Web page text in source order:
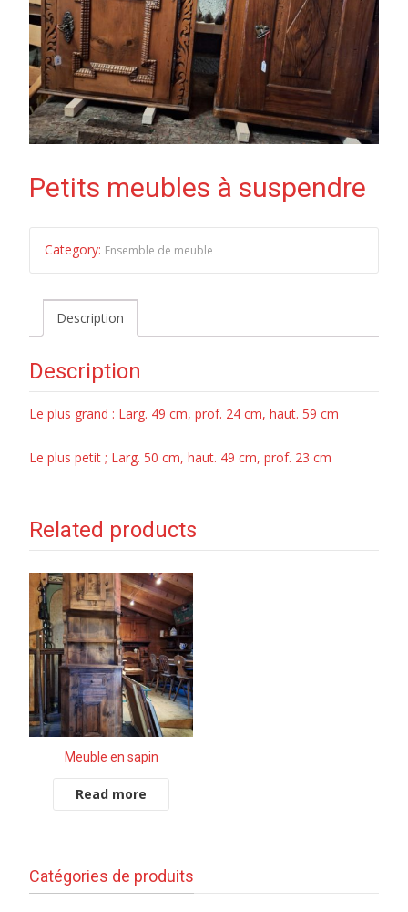
Petits meubles à suspendre
Category: Ensemble de meuble
Description
Description
Le plus grand : Larg. 49 cm, prof. 24 cm, haut. 59 cm
Le plus petit ; Larg. 50 cm, haut. 49 cm, prof. 23 cm
Related products
Meuble en sapin
Read more
Catégories de produits